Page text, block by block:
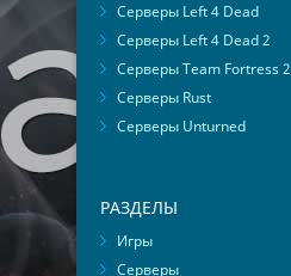
Серверы Left 4 Dead
Серверы Left 4 Dead 2
Серверы Team Fortress 2
Серверы Rust
Серверы Unturned
РАЗДЕЛЫ
Игры
Серверы